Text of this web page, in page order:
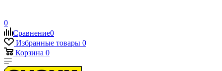
0
Сравнение0
Избранные товары 0
Корзина 0